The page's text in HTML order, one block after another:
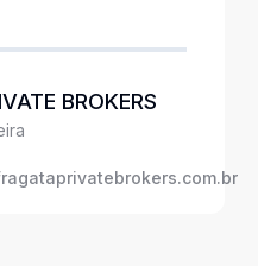
BROKERS